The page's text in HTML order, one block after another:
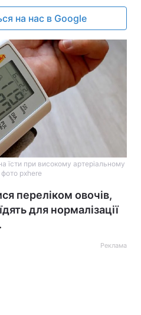
на нас в Google
їсти при високому артеріальному
фото pxhere
переліком овочів,
для нормалізації
Реклама